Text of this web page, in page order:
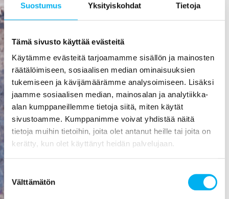
Suostumus Yksityiskohdat Tietoja
Tämä sivusto käyttää evästeitä
Käytämme evästeitä tarjoamamme sisällön ja mainosten
räätälöimiseen, sosiaalisen median ominaisuuksien
tukemiseen ja kävijämäärämme analysoimiseen. Lisäksi
jaamme sosiaalisen median, mainosalan ja analytiikka-
alan kumppaneillemme tietoja siitä, miten käytät
sivustoamme. Kumppanimme voivat yhdistää näitä
tietoja muihin tietoihin, joita olet antanut heille tai joita on
kerätty, kun olet käyttänyt heidän palvelujaan.
valinta
Välttämätön
Rakenteiden
pienikin
vuoto voi
aiheuttaa
mittavat
kosteusvauriot,
kuten
vesivahingon
homehtumisen.